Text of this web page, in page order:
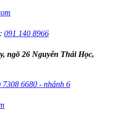
091 140 8966
ngõ 26 Nguyễn Thái Học,
7308 6680 - nhánh 6